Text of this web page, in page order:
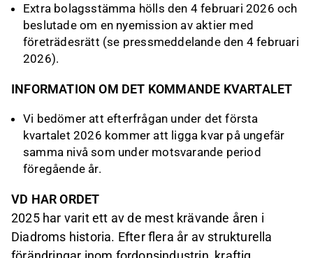
Extra bolagsstämma hölls den 4 februari 2026 och
beslutade om en nyemission av aktier med
företrädesrätt (se pressmeddelande den 4 februari
2026).
INFORMATION OM DET KOMMANDE KVARTALET
Vi bedömer att efterfrågan under det första
kvartalet 2026 kommer att ligga kvar på ungefär
samma nivå som under motsvarande period
föregående år.
VD HAR ORDET
2025 har varit ett av de mest krävande åren i
Diadroms historia. Efter flera år av strukturella